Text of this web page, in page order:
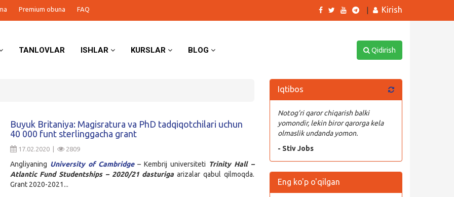
Premium obuna FAQ Kirish
TANLOVLAR ISHLAR KURSLAR BLOG Qidirish
Buyuk Britaniya: Magisratura va PhD tadqiqotchilari uchun
40 000 funt sterlinggacha grant
17.02.2020 | 2809
Angliyaning University of Cambridge– Kembrij universiteti Trinity Hall –
Atlantic Fund Studentships – 2020/21 dasturiga arizalar qabul qilmoqda.
Grant 2020-2021...
Iqtibos
Notog’ri qaror chiqarish balki
yomondir, lekin biror qarorga kela
olmaslik undanda yomon.
- Stiv Jobs
Eng ko'p o'qilgan